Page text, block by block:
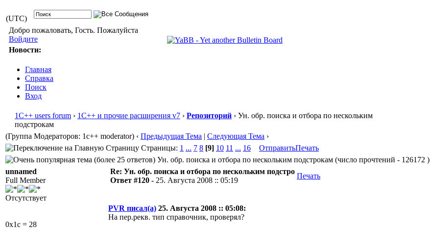
(UTC)
Добро пожаловать, Гость. Пожалуйста
Войдите
Новости:
Главная
Справка
Поиск
Вход
1С++ users forum › 1С++ и прочие расширения v7 › Репозиторий › Ун. обр. поиска и отбора по нескольким
подстрокам
(Группа Модераторов: 1c++ moderator) ‹ Предыдущая Тема | Следующая Тема ›
Страницы: 1 ... 7 8 [9] 10 11 ... 16 ОтправитьПечать
Ун. обр. поиска и отбора по нескольким подстрокам (число прочтений - 126172 )
unnamed
Full Member
Отсутствует
0x1c = 28
Re: Ун. обр. поиска и отбора по нескольким подстро
Ответ #120 - 25. Августа 2008 :: 05:19
Печать
PVR писал(а) 25. Августа 2008 :: 05:08:
На пер.рекв. тип справочник, проверял?